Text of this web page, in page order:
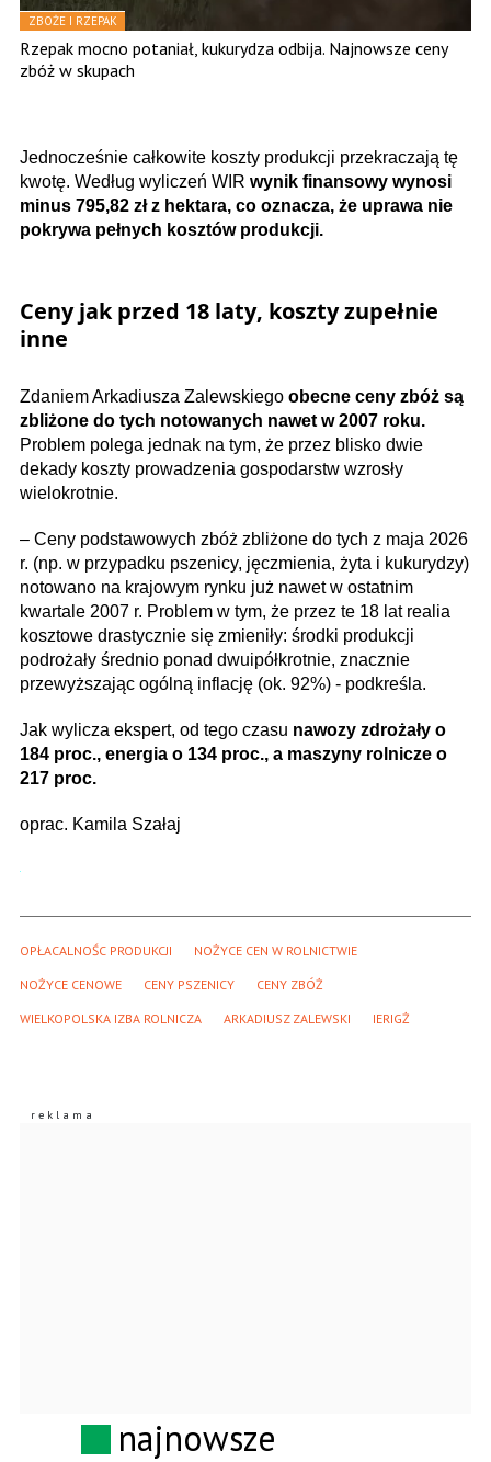
ZBOŻE I RZEPAK
Rzepak mocno potaniał, kukurydza odbija. Najnowsze ceny
zbóż w skupach
Jednocześnie całkowite koszty produkcji przekraczają tę
kwotę. Według wyliczeń WIR wynik finansowy wynosi
minus 795,82 zł z hektara, co oznacza, że uprawa nie
pokrywa pełnych kosztów produkcji.
Ceny jak przed 18 laty, koszty zupełnie
inne
Zdaniem Arkadiusza Zalewskiego obecne ceny zbóż są
zbliżone do tych notowanych nawet w 2007 roku.
Problem polega jednak na tym, że przez blisko dwie
dekady koszty prowadzenia gospodarstw wzrosły
wielokrotnie.
– Ceny podstawowych zbóż zbliżone do tych z maja 2026
r. (np. w przypadku pszenicy, jęczmienia, żyta i kukurydzy)
notowano na krajowym rynku już nawet w ostatnim
kwartale 2007 r. Problem w tym, że przez te 18 lat realia
kosztowe drastycznie się zmieniły: środki produkcji
podrożały średnio ponad dwuipółkrotnie, znacznie
przewyższając ogólną inflację (ok. 92%) - podkreśla.
Jak wylicza ekspert, od tego czasu nawozy zdrożały o
184 proc., energia o 134 proc., a maszyny rolnicze o
217 proc.
oprac. Kamila Szałaj
OPŁACALNOŚC PRODUKCJI NOŻYCE CEN W ROLNICTWIE
NOŻYCE CENOWE CENY PSZENICY CENY ZBÓŻ
WIELKOPOLSKA IZBA ROLNICZA ARKADIUSZ ZALEWSKI IERIGŻ
najnowsze